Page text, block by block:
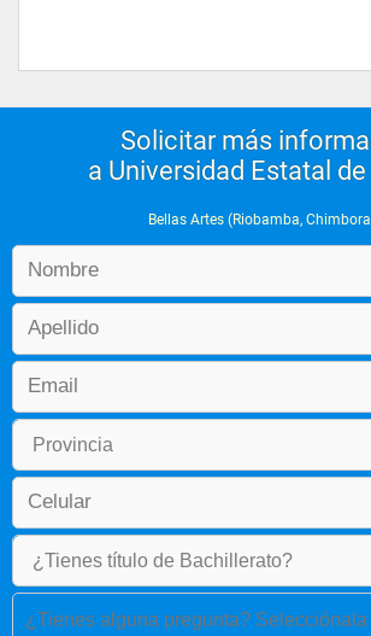
Solicitar más
a Universidad Estatal
Bellas Artes (Riobamba,
¿Tienes alguna pregunta? Selecciónala